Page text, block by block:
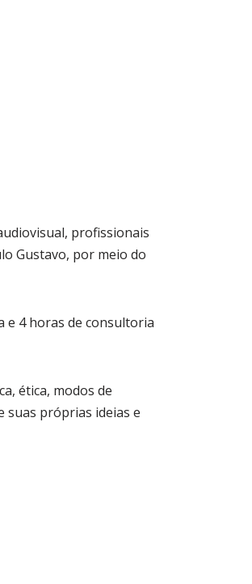
profissionais
Gustavo, por meio do
e 4 horas de consultoria
ética, modos de
suas próprias ideias e